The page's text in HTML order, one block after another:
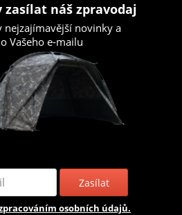
zasílat náš zpravodaj
nejzajímavější novinky a
Vašeho e-mailu
Zasílat
osobních údajů.